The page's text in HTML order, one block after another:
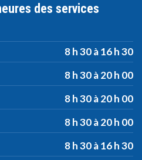
des services
8 h 30 à 16 h 30
8 h 30 à 20 h 00
8 h 30 à 20 h 00
8 h 30 à 20 h 00
8 h 30 à 16 h 30